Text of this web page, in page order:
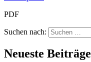
PDF
Suchen nach:
Neueste Beiträge